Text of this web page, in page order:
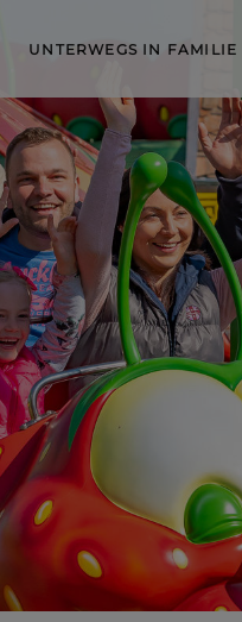
UNTERWEGS IN FAMILIE